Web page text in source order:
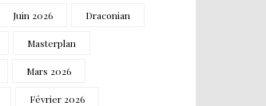
Juin 2026 Draconian
Masterplan
Mars 2026
Février 2026